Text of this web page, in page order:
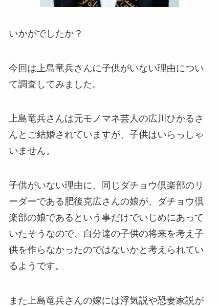
いかがでしたか？
今回は上島竜兵さんに子供がいない理由につい
て調査してみました。
上島竜兵さんは元モノマネ芸人の広川ひかるさ
んとご結婚されていますが、子供はいらっしゃ
いません。
子供がいない理由に、同じダチョウ倶楽部のリ
ーダーである肥後克広さんの娘が、ダチョウ倶
楽部の娘であるという事だけでいじめにあって
いたそうなので、自分達の子供の将来を考え子
供を作らなかったのではないかと考えられてい
るようです。
また上島竜兵さんの嫁には浮気説や恐妻家説が